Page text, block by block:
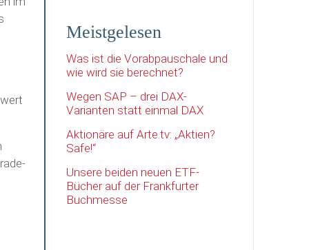
Meistgelesen
Was ist die Vorabpauschale und
wie wird sie berechnet?
Wegen SAP – drei DAX-
Varianten statt einmal DAX
Aktionäre auf Arte.tv: „Aktien?
Safe!“
Unsere beiden neuen ETF-
Bücher auf der Frankfurter
Buchmesse